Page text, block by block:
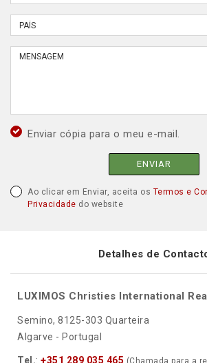
Enviar cópia para o meu e-mail.
ENVIAR
Ao clicar em Enviar, aceita os Termos e
Privacidade do website
Detalhes de
LUXIMOS Christies International
Semino, 8125-303 Quarteira
Algarve - Portugal
Tel.: +351 289 035 465 (Chamada para a